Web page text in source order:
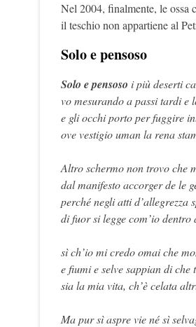
Nel 2004, finalmente, le ossa
il teschio non appartiene al
Solo e pensoso
Solo e pensoso i più deserti
vo mesurando a passi tardi e
e gli occhi porto per fuggire
ove vestigio uman la rena
Altro schermo non trovo che
dal manifesto accorger de le
perché negli atti d’allegrezza
di fuor si legge com’io dentro
sì ch’io mi credo omai che
e fiumi e selve sappian di che
sia la mia vita, ch’è celata
Ma pur sì aspre vie né sì